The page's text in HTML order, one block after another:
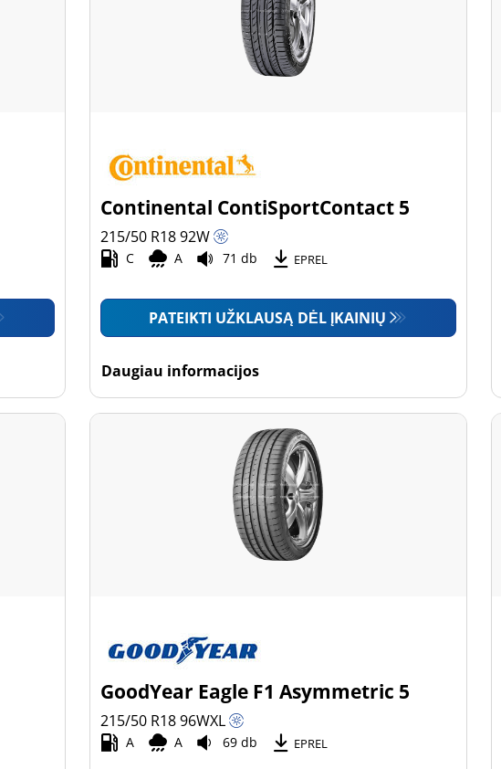
Continental ContiSportContact 5
215/50 R1892W
C A 71 db EPREL
PATEIKTI UŽKLAUSĄ DĖL ĮKAINIŲ
Daugiau informacijos
GoodYear Eagle F1 Asymmetric 5
215/50 R1896WXL
A A 69 db EPREL